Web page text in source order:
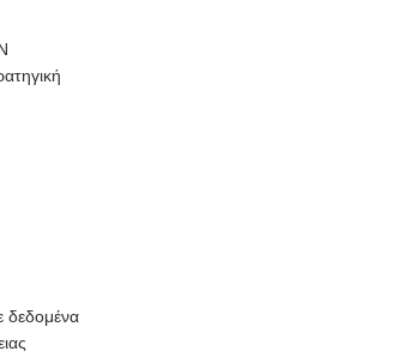
δεδομένα